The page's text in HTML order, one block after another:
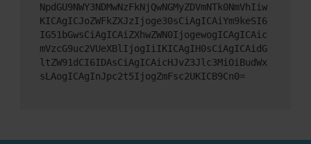
NpdGU9NWY3NDMwNzFkNjQwNGMyZDVmNTk0NmVhIiw
KICAgICJoZWFkZXJzIjoge30sCiAgICAiYm9keSI6
IG51bGwsCiAgICAiZXhwZWN0IjogewogICAgICAic
mVzcG9uc2VUeXBlIjogIiIKICAgIH0sCiAgICAidG
ltZW91dCI6IDAsCiAgICAicHJvZ3Jlc3MiOiBudWx
sLAogICAgInJpc2t5IjogZmFsc2UKICB9Cn0=